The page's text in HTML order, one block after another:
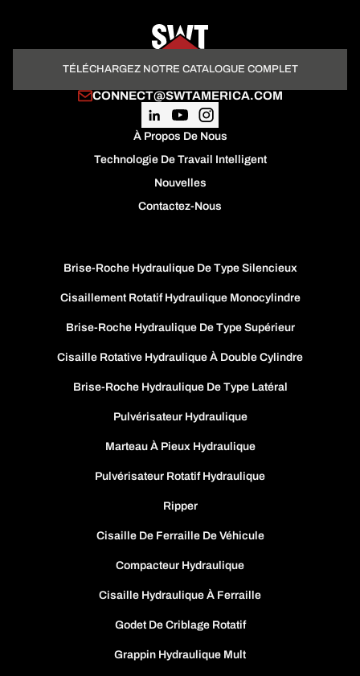
TÉLÉCHARGEZ NOTRE CATALOGUE COMPLET
CONNECT@SWTAMERICA.COM
À Propos De Nous
Technologie De Travail Intelligent
Nouvelles
Contactez-Nous
Brise-Roche Hydraulique De Type Silencieux
Cisaillement Rotatif Hydraulique Monocylindre
Brise-Roche Hydraulique De Type Supérieur
Cisaille Rotative Hydraulique À Double Cylindre
Brise-Roche Hydraulique De Type Latéral
Pulvérisateur Hydraulique
Marteau À Pieux Hydraulique
Pulvérisateur Rotatif Hydraulique
Ripper
Cisaille De Ferraille De Véhicule
Compacteur Hydraulique
Cisaille Hydraulique À Ferraille
Godet De Criblage Rotatif
Grappin Hydraulique Mult